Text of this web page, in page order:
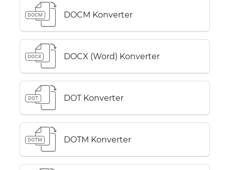
DOCM DOCM Konverter
DOCX DOCX (Word) Konverter
DOT DOT Konverter
DOTM DOTM Konverter